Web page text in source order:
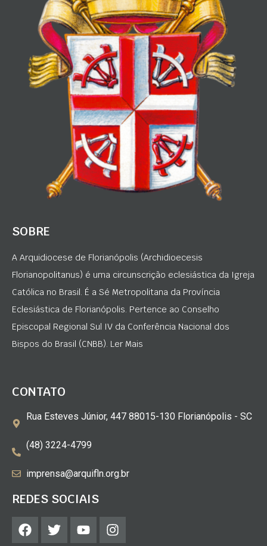
SOBRE
A Arquidiocese de Florianópolis (Archidioecesis
Florianopolitanus) é uma circunscrição eclesiástica da Igreja
Católica no Brasil. É a Sé Metropolitana da Província
Eclesiástica de Florianópolis. Pertence ao Conselho
Episcopal Regional Sul IV da Conferência Nacional dos
Bispos do Brasil (CNBB). Ler Mais
CONTATO
Rua Esteves Júnior, 447 88015-130 Florianópolis - SC
(48) 3224-4799
imprensa@arquifln.org.br
REDES SOCIAIS